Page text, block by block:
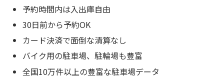
予約時間内は入出庫自由
30日前から予約OK
カード決済で面倒な清算なし
バイク用の駐車場、駐輪場も豊富
全国10万件以上の豊富な駐車場データ